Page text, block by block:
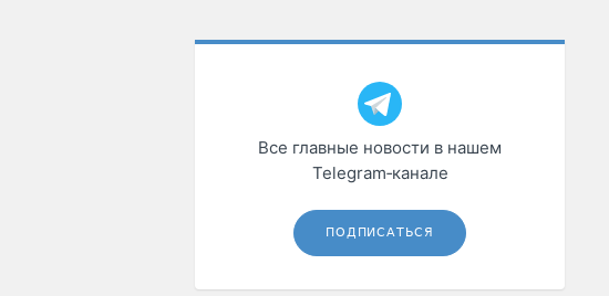
Все главные новости в нашем
Telegram‑канале
ПОДПИСАТЬСЯ